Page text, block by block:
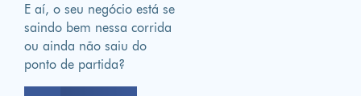
E aí, o seu negócio está se
saindo bem nessa corrida
ou ainda não saiu do
ponto de partida?